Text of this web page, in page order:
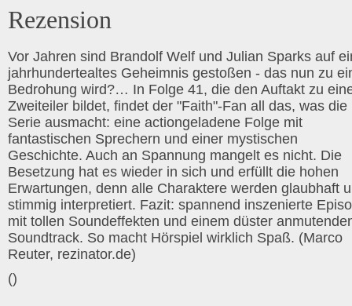
Rezension
Vor Jahren sind Brandolf Welf und Julian Sparks auf
jahrhundertealtes Geheimnis gestoßen - das nun zu
Bedrohung wird?… In Folge 41, die den Auftakt zu
Zweiteiler bildet, findet der "Faith"-Fan all das, was die
Serie ausmacht: eine actiongeladene Folge mit
fantastischen Sprechern und einer mystischen
Geschichte. Auch an Spannung mangelt es nicht. Die
Besetzung hat es wieder in sich und erfüllt die hohen
Erwartungen, denn alle Charaktere werden glaubhaft
stimmig interpretiert. Fazit: spannend inszenierte
mit tollen Soundeffekten und einem düster
Soundtrack. So macht Hörspiel wirklich Spaß. (Marco
Reuter, rezinator.de)
()